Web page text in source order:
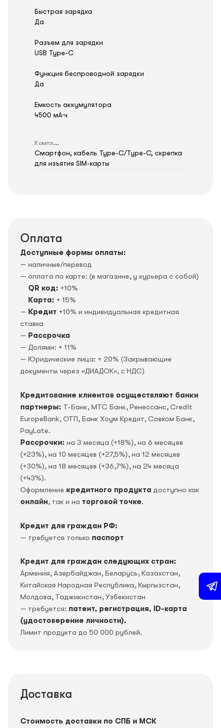
Быстрая зарядка
Да
Разъем для зарядки
USB Type-C
Функция беспроводной зарядки
Да
Емкость аккумулятора
4500 мА·ч
Комплектация
Смартфон, кабель Type-C/Type-C, скрепка
для изъятия SIM-карты
Оплата
Доступные формы оплаты:
— наличные/перевод
— оплата по карте: (в магазине, у курьера с собой)
QR код: +10%
Карта: + 15%
— Кредит +10% и индивидуальная кредитная
ставка
— Рассрочка
— Долями: + 11%
— Юридические лица: + 20% (Закрывающие
документы через «ДИАДОК», c НДС)
Кредитование клиентов осуществляют банки
партнеры: Т-Банк, МТС Банк, Ренессанс, Credit
EuropeBank, OTП, Банк Хоум Кредит, Совком Банк,
PayLate.
Рассрочки: на 3 месяца (+18%), на 6 месяцев
(+23%), на 10 месяцев (+27,5%), на 12 месяцев
(+30%), на 18 месяцев (+36,7%), на 24 месяца
(+43%).
Оформление кредитного продукта доступно как
онлайн, так и на торговой точке.
Кредит для граждан РФ:
— требуется только паспорт
Кредит для граждан следующих стран:
Армения, Азербайджан, Беларусь, Казахстан,
Китайская Народная Республика, Кыргызстан,
Молдова, Таджикистан, Узбекистан
— требуется: патент, регистрация, ID-карта
(удостоверение личности).
Лимит продукта до 50 000 рублей.
Доставка
Стоимость доставки по СПБ и МСК